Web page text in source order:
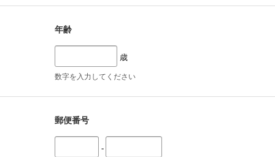
年齢
歳
数字を入力してください
郵便番号
-